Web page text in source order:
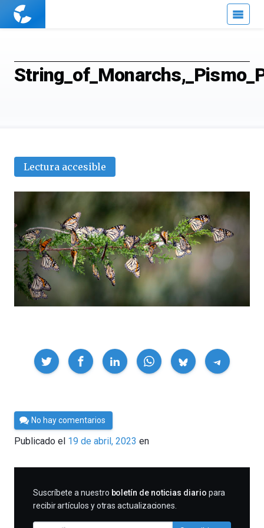
Cuaderno
Lectura accesible
Compartir
Por
César
Tomé
No hay comentarios
Publicado el 19 de abril, 2023 en
SUSCRIBIRME
Suscríbete a nuestro boletín de noticias diario para
recibir artículos y otras actualizaciones.